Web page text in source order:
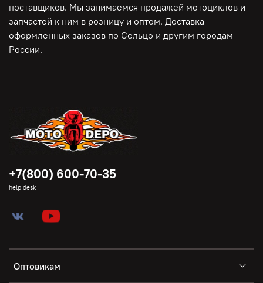
поставщиков. Мы занимаемся продажей мотоциклов и
запчастей к ним в розницу и оптом. Доставка
оформленных заказов по Сельцо и другим городам
России.
Оптовикам
+7(800) 600-70-35
help desk